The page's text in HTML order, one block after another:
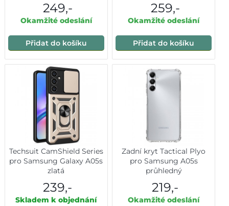
249,-
Okamžité odeslání
Přidat do košíku
259,-
Okamžité odeslání
Přidat do košíku
Techsuit CamShield Series
pro Samsung Galaxy A05s
zlatá
239,-
Skladem k objednání
Zadní kryt Tactical Plyo
pro Samsung A05s
průhledný
219,-
Okamžité odeslání